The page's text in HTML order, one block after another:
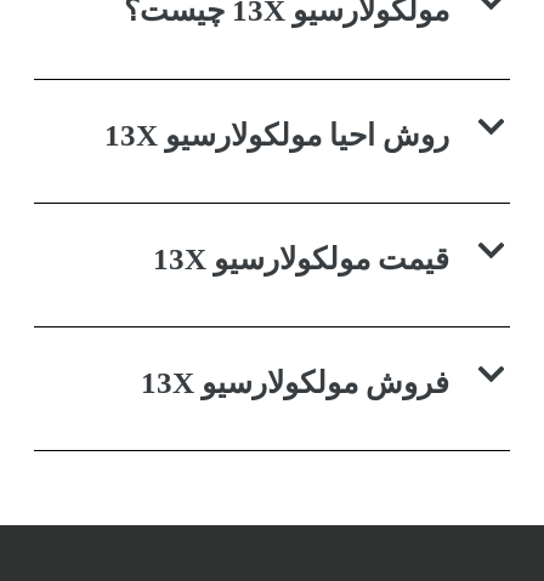
مولکولارسیو 13X چیست؟
روش احیا مولکولارسیو 13X
قیمت مولکولارسیو 13X
فروش مولکولارسیو 13X